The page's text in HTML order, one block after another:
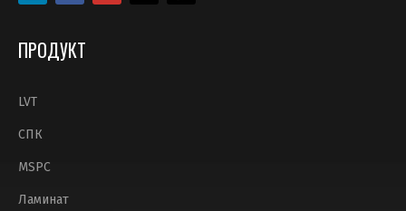
ПРОДУКТ
LVT
СПК
MSPC
Ламинат